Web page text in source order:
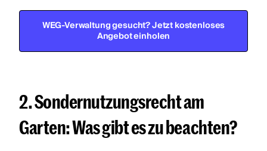
WEG-Verwaltung gesucht? Jetzt kostenloses
Angebot einholen
2. Sondernutzungsrecht am
Garten: Was gibt es zu beachten?